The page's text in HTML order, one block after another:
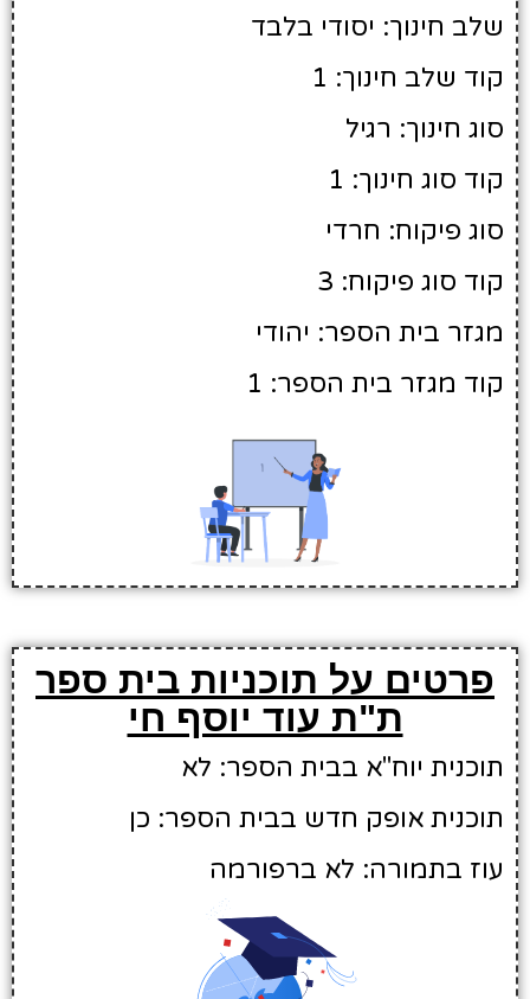
שלב חינוך: יסודי בלבד
קוד שלב חינוך: 1
סוג חינוך: רגיל
קוד סוג חינוך: 1
סוג פיקוח: חרדי
קוד סוג פיקוח: 3
מגזר בית הספר: יהודי
קוד מגזר בית הספר: 1
פרטים על תוכניות בית ספר
ת"ת עוד יוסף חי
תוכנית יוח"א בבית הספר: לא
תוכנית אופק חדש בבית הספר: כן
עוז בתמורה: לא ברפורמה